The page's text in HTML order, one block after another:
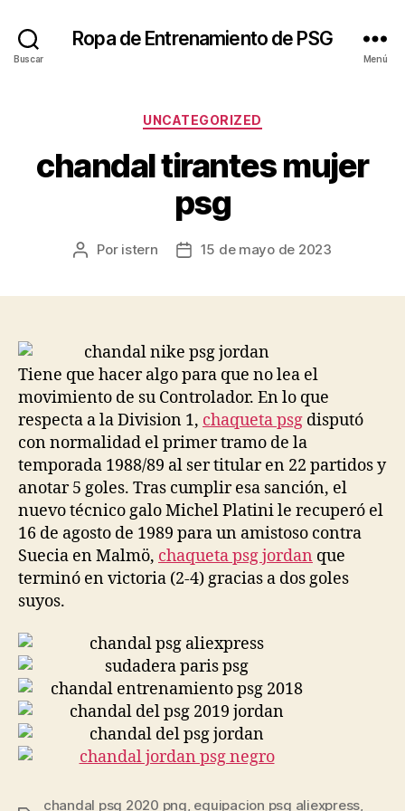
Buscar
Ropa de Entrenamiento de PSG
Menú
Categorías
UNCATEGORIZED
chandal tirantes mujer
psg
Autor
Por istern
Fecha15 de mayo de 2023
Tiene que hacer algo para que no lea el
movimiento de su Controlador. En lo que
respecta a la Division 1, chaqueta psg disputó
con normalidad el primer tramo de la
temporada 1988/89 al ser titular en 22 partidos y
anotar 5 goles. Tras cumplir esa sanción, el
nuevo técnico galo Michel Platini le recuperó el
16 de agosto de 1989 para un amistoso contra
Suecia en Malmö, chaqueta psg jordan que
terminó en victoria (2-4) gracias a dos goles
suyos.
chandal psg 2020 png, equipacion psg aliexpress,